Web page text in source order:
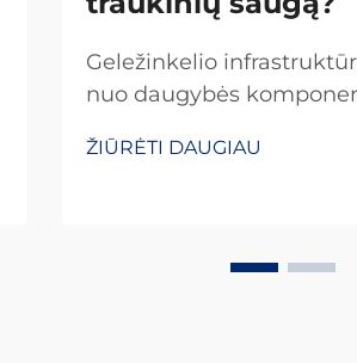
Geležinkelio
nuo daugybės
saugias ir efektyvias
ŽIŪRĖTI DAUGIAU